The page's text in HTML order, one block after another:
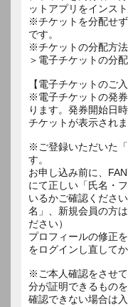
ットアプリをインス
※チケットを分配せ
です。
※チケットの分配方
＞電子チケットの分
【電子チケットのご
※電子チケットの発
ります。発券開始日
チケットが表示されま
※ご登録いただいた
す。
お申し込み前に、
にて正しい「氏名・
いるかご確認くださ
名」、新規会員の方
ださい）
プロフィールの修正
をログインし直して
※ご本人確認をさせ
分が証明できるもの
確認できない場合は